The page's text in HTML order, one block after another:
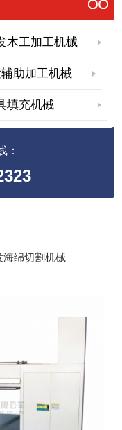
木工加工机械
助加工机械
填充机械
：
海绵切割机械